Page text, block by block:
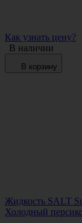
Как узнать цену?
В наличии
В корзину
Жидкость SALT
Холодный